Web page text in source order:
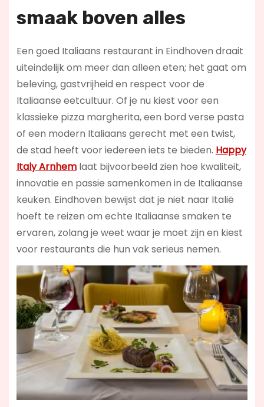
smaak boven alles
Een goed Italiaans restaurant in Eindhoven draait
uiteindelijk om meer dan alleen eten; het gaat om
beleving, gastvrijheid en respect voor de
Italiaanse eetcultuur. Of je nu kiest voor een
klassieke pizza margherita, een bord verse pasta
of een modern Italiaans gerecht met een twist,
de stad heeft voor iedereen iets te bieden. Happy
Italy Arnhemlaat bijvoorbeeld zien hoe kwaliteit,
innovatie en passie samenkomen in de Italiaanse
keuken. Eindhoven bewijst dat je niet naar Italië
hoeft te reizen om echte Italiaanse smaken te
ervaren, zolang je weet waar je moet zijn en kiest
voor restaurants die hun vak serieus nemen.